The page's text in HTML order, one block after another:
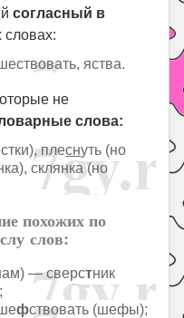
согласный в
яства.
не
слова:
плеснуть (но
склянка (но
похожих по
слов:
— сверстник
фствовать (шефы);